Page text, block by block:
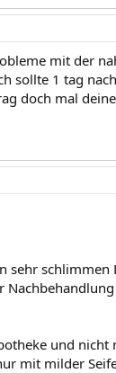
mit der
sollte 1 tag
doch mal
sehr
und
mit milder